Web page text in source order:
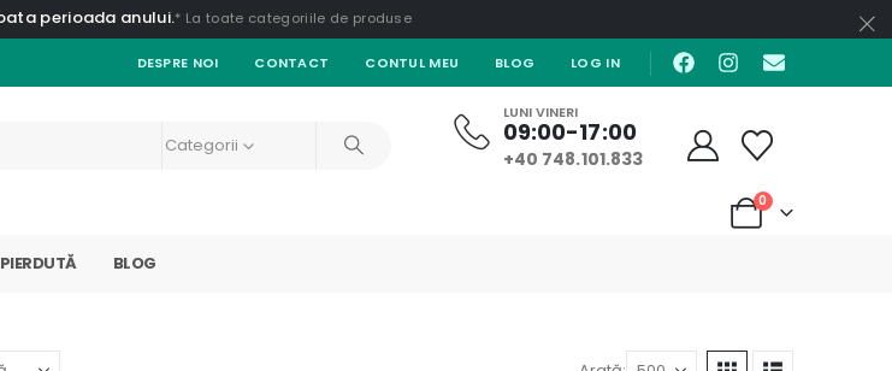
perioada anului.* La toate categoriile de produse
DESPRE NOI CONTACT CONTUL MEU BLOG LOG IN
Categorii
LUNI VINERI
09:00-17:00
+40 748.101.833
0
BLOG